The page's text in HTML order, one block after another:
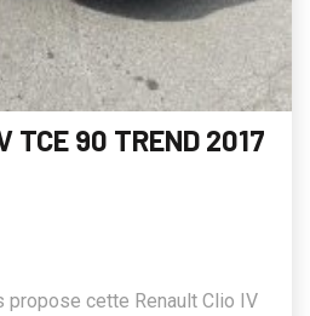
TCE 90 TREND 2017
propose cette Renault Clio IV